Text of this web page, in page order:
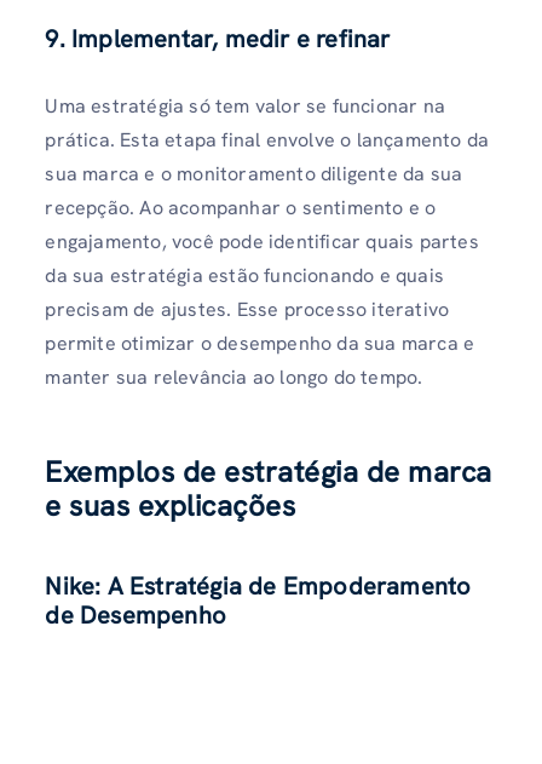
9. Implementar, medir e refinar
Uma estratégia só tem valor se funcionar na
prática. Esta etapa final envolve o lançamento da
sua marca e o monitoramento diligente da sua
recepção. Ao acompanhar o sentimento e o
engajamento, você pode identificar quais partes
da sua estratégia estão funcionando e quais
precisam de ajustes. Esse processo iterativo
permite otimizar o desempenho da sua marca e
manter sua relevância ao longo do tempo.
Exemplos de estratégia de marca
e suas explicações
Nike: A Estratégia de Empoderamento
de Desempenho